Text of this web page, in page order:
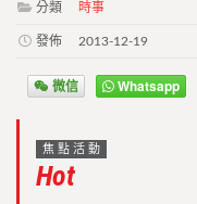
分類 時事
發佈 2013-12-19
微信 Whatsapp
焦點活動
Hot